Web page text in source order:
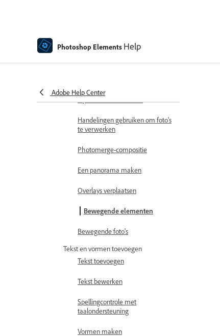
Photoshop Elements Help
Adobe Help Center
Opnieuw samenstellen
Handelingen gebruiken om foto's
te verwerken
Photomerge-compositie
Een panorama maken
Overlays verplaatsen
Bewegende elementen
Bewegende foto's
Tekst en vormen toevoegen
Tekst toevoegen
Tekst bewerken
Spellingcontrole met
taalondersteuning
Vormen maken